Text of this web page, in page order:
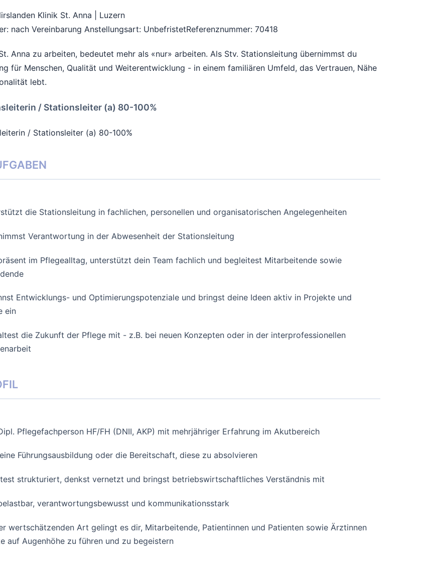
Klinik St. Anna | Luzern
nach Vereinbarung Anstellungsart: UnbefristetReferenznummer: 70418
Anna zu arbeiten, bedeutet mehr als «nur» arbeiten. Als Stv. Stationsleitung übernimmst du
für Menschen, Qualität und Weiterentwicklung - in einem familiären Umfeld, das Vertrauen, Nähe
lebt.
/ Stationsleiter (a) 80-100%
/ Stationsleiter (a) 80-100%
die Stationsleitung in fachlichen, personellen und organisatorischen Angelegenheiten
Verantwortung in der Abwesenheit der Stationsleitung
im Pflegealltag, unterstützt dein Team fachlich und begleitest Mitarbeitende sowie
Entwicklungs- und Optimierungspotenziale und bringst deine Ideen aktiv in Projekte und
ein
die Zukunft der Pflege mit - z.B. bei neuen Konzepten oder in der interprofessionellen
Pflegefachperson HF/FH (DNII, AKP) mit mehrjähriger Erfahrung im Akutbereich
Führungsausbildung oder die Bereitschaft, diese zu absolvieren
strukturiert, denkst vernetzt und bringst betriebswirtschaftliches Verständnis mit
verantwortungsbewusst und kommunikationsstark
wertschätzenden Art gelingt es dir, Mitarbeitende, Patientinnen und Patienten sowie Ärztinnen
auf Augenhöhe zu führen und zu begeistern